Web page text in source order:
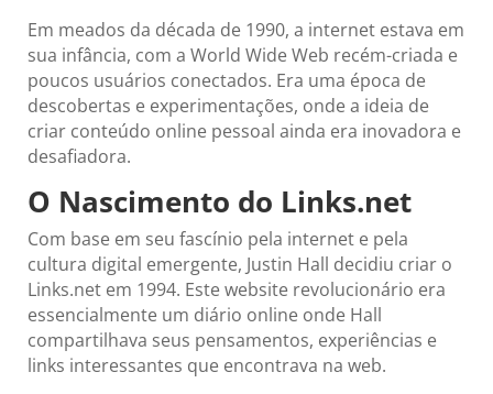
Em meados da década de 1990, a internet estava em
sua infância, com a World Wide Web recém-criada e
poucos usuários conectados. Era uma época de
descobertas e experimentações, onde a ideia de
criar conteúdo online pessoal ainda era inovadora e
desafiadora.
O Nascimento do Links.net
Com base em seu fascínio pela internet e pela
cultura digital emergente, Justin Hall decidiu criar o
Links.net em 1994. Este website revolucionário era
essencialmente um diário online onde Hall
compartilhava seus pensamentos, experiências e
links interessantes que encontrava na web.